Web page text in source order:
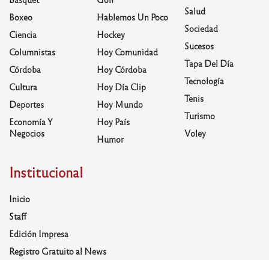
Boxeo
Ciencia
Columnistas
Córdoba
Cultura
Deportes
Economía Y
Negocios
Hablemos Un Poco
Hockey
Hoy Comunidad
Hoy Córdoba
Hoy Día Clip
Hoy Mundo
Hoy País
Humor
Salud
Sociedad
Sucesos
Tapa Del Día
Tecnología
Tenis
Turismo
Voley
Institucional
Inicio
Staff
Edición Impresa
Registro Gratuito al News